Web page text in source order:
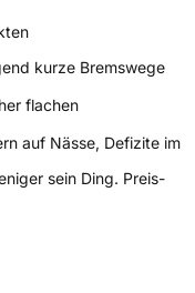
kurze Bremswege
flachen
auf Nässe, Defizite im
sein Ding. Preis-